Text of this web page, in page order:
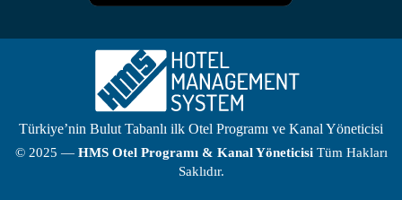
Türkiye’nin Bulut Tabanlı ilk Otel Programı ve Kanal Yöneticisi
© 2025 — HMS Otel Programı& Kanal YöneticisiTüm Hakları
Saklıdır.